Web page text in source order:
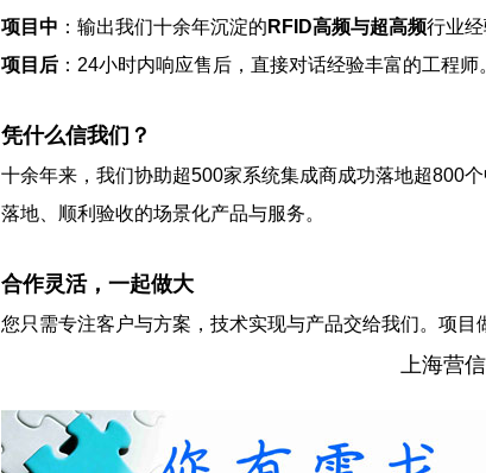
项目中 ：输出我们十余年沉淀的 RFID高频与超高频行业
项目后 ：24小时内响应售后，直接对话经验丰富的工程师
凭什么信我们？
十余年来，我们协助超500家系统集成商成功落地超800
落地、顺利验收的场景化产品与服务。
合作灵活，一起做大
您只需专注客户与方案，技术实现与产品交给我们。项
上海营